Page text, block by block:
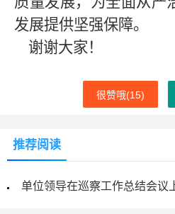
发展提供坚强保障。
谢谢大家！
很赞哦(15)
推荐阅读
单位领导在巡察工作总结会议